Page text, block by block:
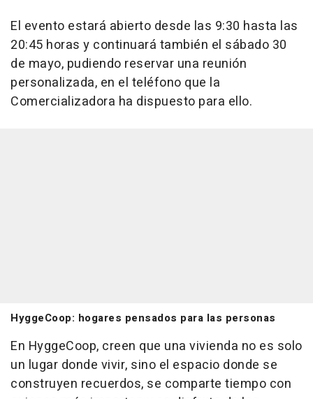
El evento estará abierto desde las 9:30 hasta las
20:45 horas y continuará también el sábado 30
de mayo, pudiendo reservar una reunión
personalizada, en el teléfono que la
Comercializadora ha dispuesto para ello.
HyggeCoop: hogares pensados para las personas
En HyggeCoop, creen que una vivienda no es solo
un lugar donde vivir, sino el espacio donde se
construyen recuerdos, se comparte tiempo con